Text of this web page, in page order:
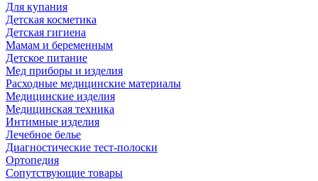
Для купания
Детская косметика
Детская гигиена
Мамам и беременным
Детское питание
Мед приборы и изделия
Расходные медицинские материалы
Медицинские изделия
Медицинская техника
Интимные изделия
Лечебное белье
Диагностические тест-полоски
Ортопедия
Сопутствующие товары